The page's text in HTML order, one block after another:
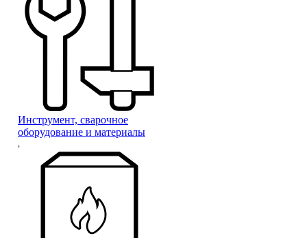
Инструмент, сварочное
оборудование и материалы